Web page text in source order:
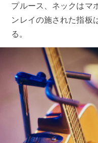
プルース、ネックはマ
ンレイの施された指板
る。